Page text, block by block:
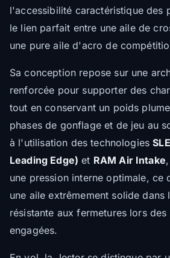
l'accessibilité caractéristique des
le lien parfait entre une aile de
une pure aile d'acro de
Sa conception repose sur une
renforcée pour supporter des
tout en conservant un poids
phases de gonflage et de jeu au
à l'utilisation des technologies
Leading Edge) et RAM Air Intake
une pression interne optimale, ce
une aile extrêmement solide dans
résistante aux fermetures lors
engagées.